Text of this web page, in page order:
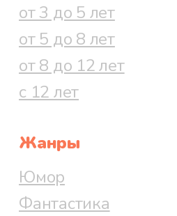
от 3 до 5 лет
от 5 до 8 лет
от 8 до 12 лет
с 12 лет
Жанры
Юмор
Фантастика